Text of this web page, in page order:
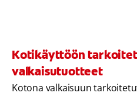
Kotikäyttöön
valkaisutuotteet
Kotona valkaisuun